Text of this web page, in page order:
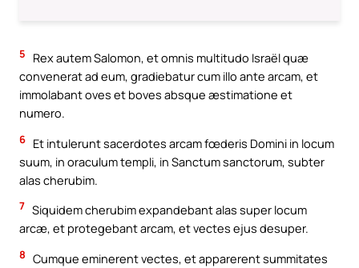
5
Rex autem Salomon, et omnis multitudo Israël quæ
convenerat ad eum, gradiebatur cum illo ante arcam, et
immolabant oves et boves absque æstimatione et
numero.
6 Et intulerunt sacerdotes arcam fœderis Domini in locum
suum, in oraculum templi, in Sanctum sanctorum, subter
alas cherubim.
7 Siquidem cherubim expandebant alas super locum
arcæ, et protegebant arcam, et vectes ejus desuper.
8 Cumque eminerent vectes, et apparerent summitates